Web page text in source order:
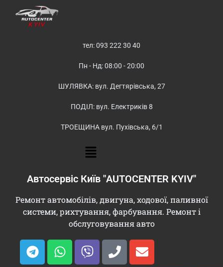
тел: 093 222 30 40
Пн - Нд: 08:00 - 20:00
ШУЛЯВКА: вул. Дегтярівська, 27
ПОДІЛ: вул. Електриків 8
ТРОЕЩИНА вул. Пухівська, 6/1
Автосервіс Київ "AUTOCENTER KYIV"
Ремонт автомобілів, двигуна, ходової, паливної
системи, рихтування, фарбування. Ремонт і
обслуговування авто